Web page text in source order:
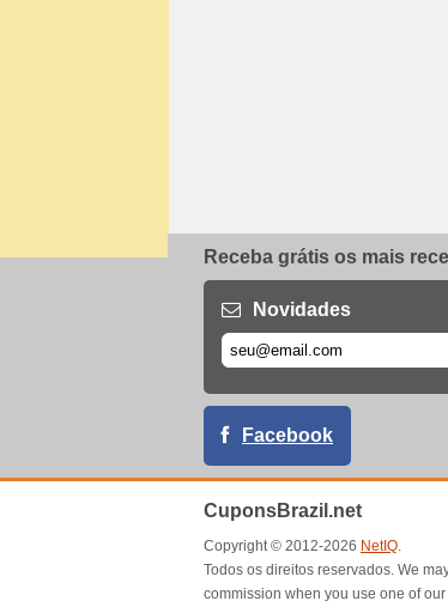
Receba grátis os mais
Novidades
Facebook
CuponsBrazil.net
Copyright © 2012-2026 NetIQ.
Todos os direitos reservados. We
commission when you use one of our